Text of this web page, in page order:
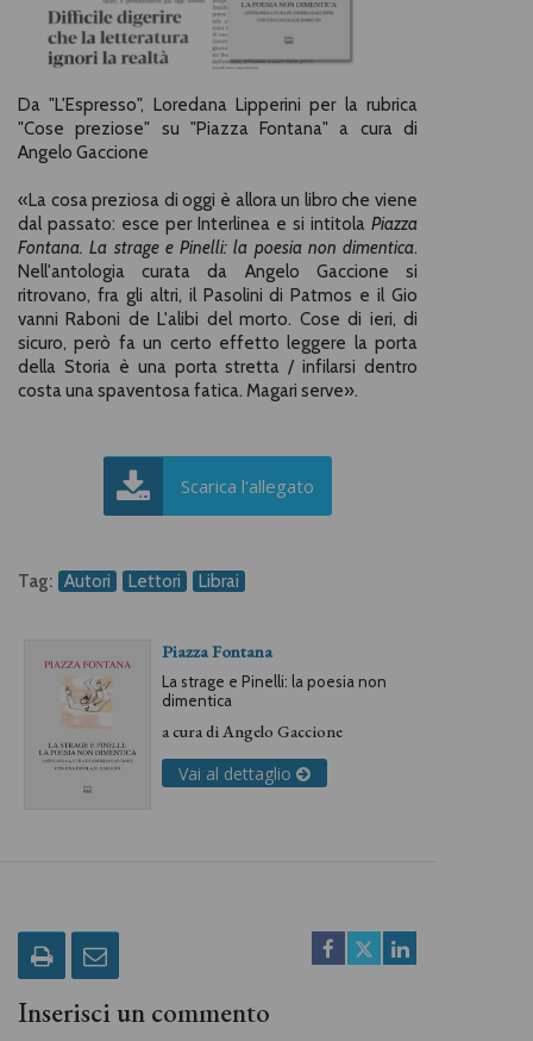
Da "L'Espresso", Loredana Lipperini per la rubrica
"Cose preziose" su "Piazza Fontana" a cura di
Angelo Gaccione
«La cosa preziosa di oggi è allora un libro che viene
dal passato: esce per Interlinea e si intitola Piazza
Fontana. La strage e Pinelli: la poesia non dimentica.
Nell'antologia curata da Angelo Gaccione si
ritrovano, fra gli altri, il Pasolini di Patmos e il Gio
vanni Raboni de L'alibi del morto. Cose di ieri, di
sicuro, però fa un certo effetto leggere la porta
della Storia è una porta stretta / infilarsi dentro
costa una spaventosa fatica. Magari serve».
Scarica l'allegato
Tag: Autori Lettori Librai
Piazza Fontana
La strage e Pinelli: la poesia non
dimentica
a cura diAngelo Gaccione
Vai al dettaglio
Inserisci un commento